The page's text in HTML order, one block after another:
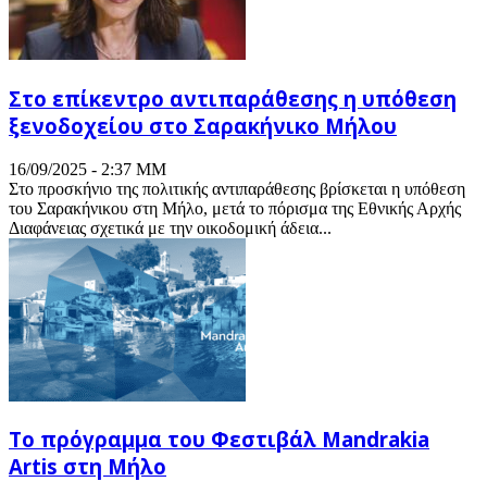
Στο επίκεντρο αντιπαράθεσης η υπόθεση
ξενοδοχείου στο Σαρακήνικο Μήλου
16/09/2025 - 2:37 ΜΜ
Στο προσκήνιο της πολιτικής αντιπαράθεσης βρίσκεται η υπόθεση
του Σαρακήνικου στη Μήλο, μετά το πόρισμα της Εθνικής Αρχής
Διαφάνειας σχετικά με την οικοδομική άδεια...
Το πρόγραμμα του Φεστιβάλ Mandrakia
Artis στη Μήλο